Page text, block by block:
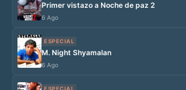
Primer vistazo a Noche de paz 2
6 Ago
ESPECIAL
M. Night Shyamalan
6 Ago
ESPECIAL